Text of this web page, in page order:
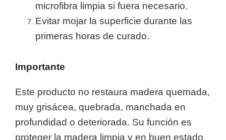
microfibra limpia si fuera necesario.
Evitar mojar la superficie durante las
primeras horas de curado.
Importante
Este producto no restaura madera quemada,
muy grisácea, quebrada, manchada en
profundidad o deteriorada. Su función es
proteger la madera limpia y en buen estado